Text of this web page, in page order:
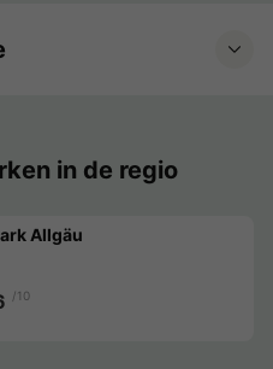
in de regio
Allgäu
/10